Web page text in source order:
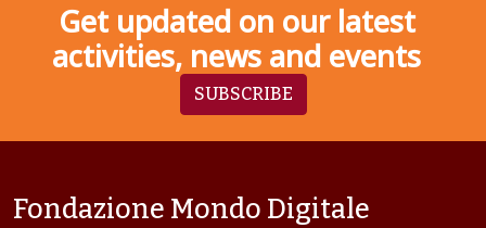
Get updated on our latest
activities, news and events
SUBSCRIBE
Fondazione Mondo Digitale